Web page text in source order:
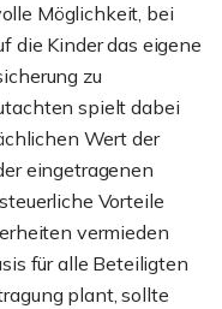
Möglichkeit, bei
die Kinder das eigene
zu
spielt dabei
Wert der
eingetragenen
Vorteile
vermieden
für alle Beteiligten
plant, sollte